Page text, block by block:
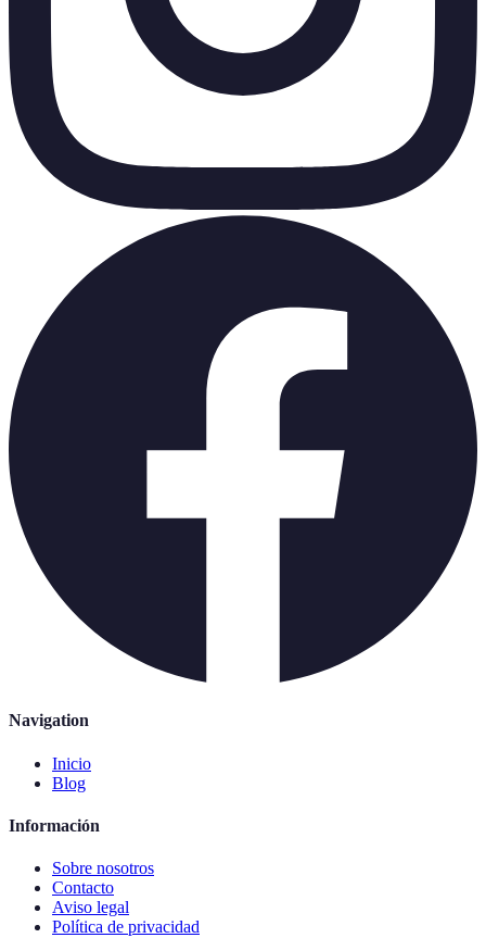
Navigation
Inicio
Blog
Información
Sobre nosotros
Contacto
Aviso legal
Política de privacidad